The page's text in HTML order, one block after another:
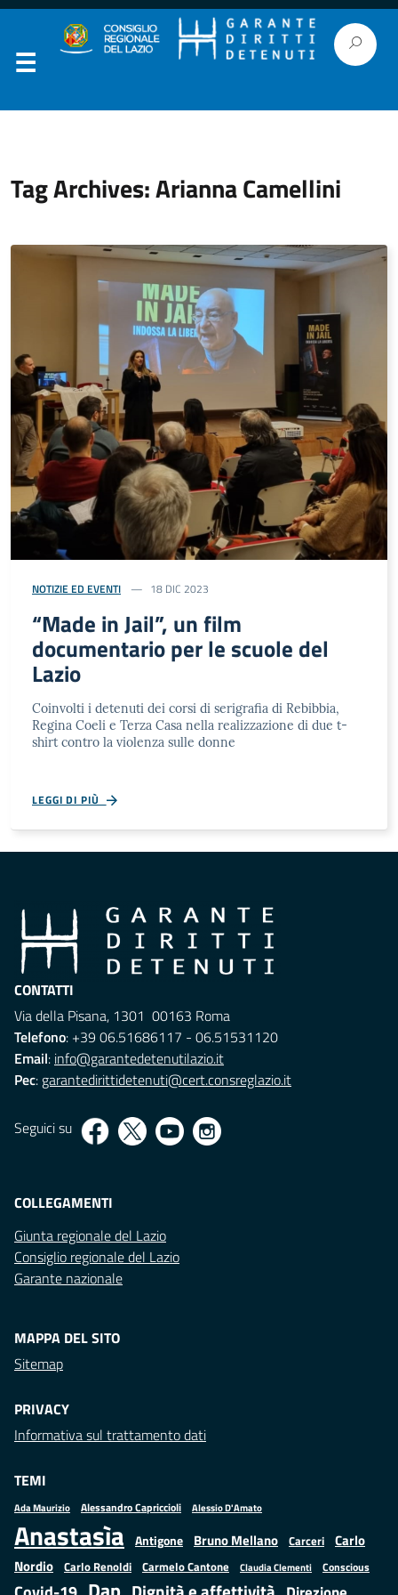
Tag Archives: Arianna Camellini
NOTIZIE ED EVENTI 18 DIC 2023
“Made in Jail”, un film
documentario per le scuole del
Lazio
Coinvolti i detenuti dei corsi di serigrafia di Rebibbia,
Regina Coeli e Terza Casa nella realizzazione di due t-
shirt contro la violenza sulle donne
LEGGI DI PIÙ
CONTATTI
Via della Pisana, 1301 00163 Roma
Telefono: +39 06.51686117 - 06.51531120
Email: info@garantedetenutilazio.it
Pec: garantedirittidetenuti@cert.consreglazio.it
Seguici su
COLLEGAMENTI
Giunta regionale del Lazio
Consiglio regionale del Lazio
Garante nazionale
MAPPA DEL SITO
Sitemap
PRIVACY
Informativa sul trattamento dati
TEMI
Ada Maurizio Alessandro Capriccioli Alessio D'Amato
Anastasìa Antigone Bruno Mellano Carceri
Carlo
Nordio Carlo Renoldi Carmelo Cantone Claudia Clementi Conscious